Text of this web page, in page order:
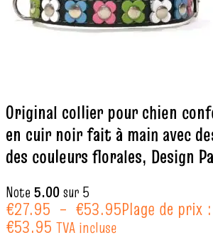
Original collier pour chien
en cuir noir fait à main avec
des couleurs florales, Design
Note 5.00sur 5
€27.95 – €53.95Plage de prix
€53.95 TVA incluse